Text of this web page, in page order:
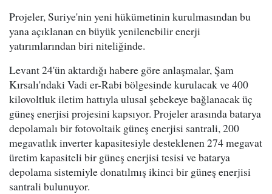
Projeler, Suriye'nin yeni hükümetinin kurulmasından bu
yana açıklanan en büyük yenilenebilir enerji
yatırımlarından biri niteliğinde.
Levant 24'ün aktardığı habere göre anlaşmalar, Şam
Kırsalı'ndaki Vadi er-Rabi bölgesinde kurulacak ve 400
kilovoltluk iletim hattıyla ulusal şebekeye bağlanacak üç
güneş enerjisi projesini kapsıyor. Projeler arasında batarya
depolamalı bir fotovoltaik güneş enerjisi santrali, 200
megavatlık inverter kapasitesiyle desteklenen 274 megavat
üretim kapasiteli bir güneş enerjisi tesisi ve batarya
depolama sistemiyle donatılmış ikinci bir güneş enerjisi
santrali bulunuyor.